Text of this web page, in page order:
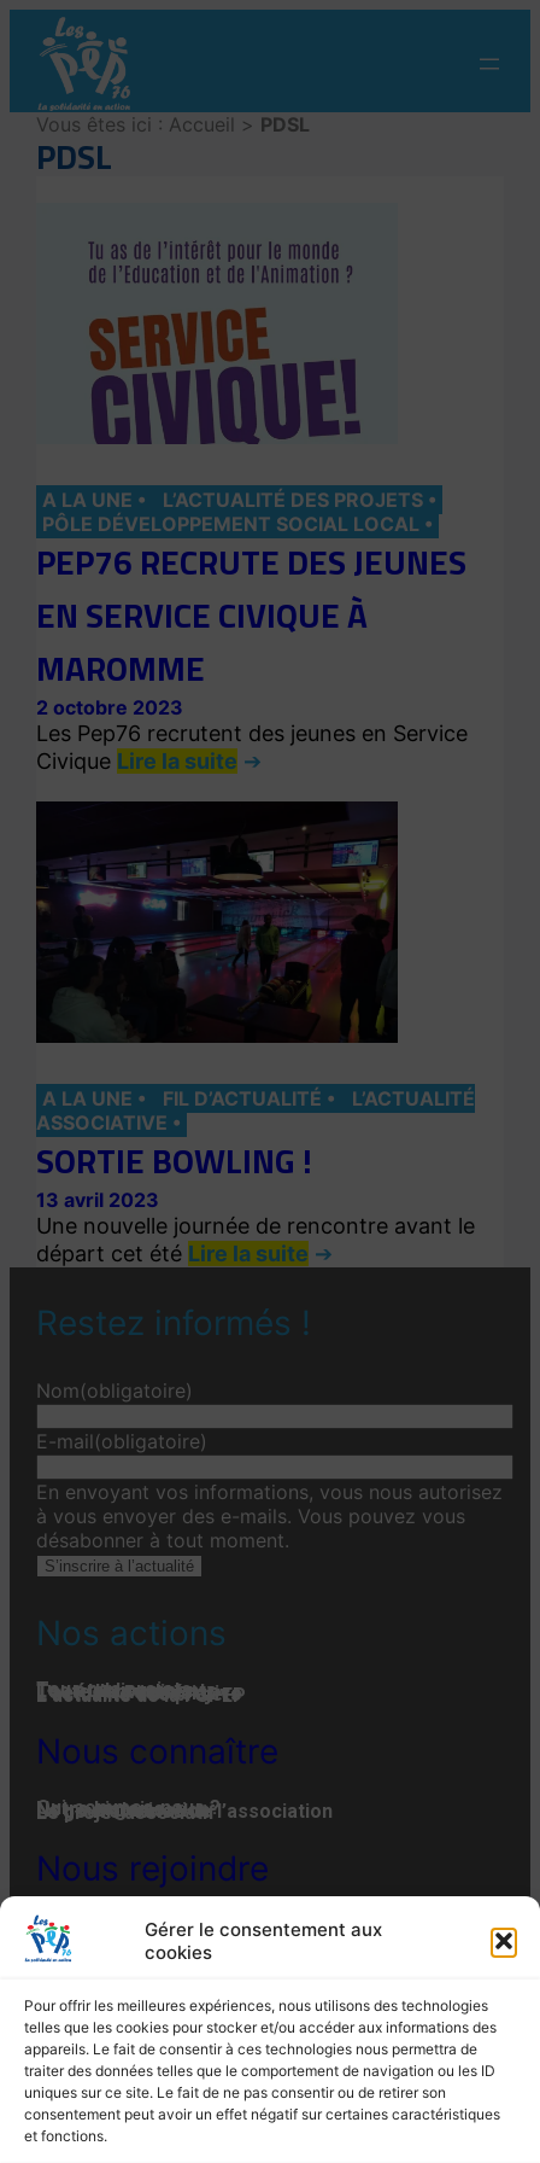
Gérer le consentement aux
cookies
Pour offrir les meilleures expériences, nous utilisons des technologies
telles que les cookies pour stocker et/ou accéder aux informations des
appareils. Le fait de consentir à ces technologies nous permettra de
traiter des données telles que le comportement de navigation ou les ID
uniques sur ce site. Le fait de ne pas consentir ou de retirer son
consentement peut avoir un effet négatif sur certaines caractéristiques
et fonctions.
contenu
Vous êtes ici : Accueil > PDSL
PDSL
A LA UNE
L’ACTUALITÉ DES PROJETS
PÔLE DÉVELOPPEMENT SOCIAL LOCAL
PEP76 RECRUTE DES JEUNES
EN SERVICE CIVIQUE À
MAROMME
2 octobre 2023
Les Pep76 recrutent des jeunes en Service
Civique Lire la suite
A LA UNE FIL D’ACTUALITÉ
L’ACTUALITÉ
ASSOCIATIVE
SORTIE BOWLING !
13 avril 2023
Une nouvelle journée de rencontre avant le
départ cet été Lire la suite
Restez informés !
Nom(obligatoire)
E-mail(obligatoire)
En envoyant vos informations, vous nous autorisez
à vous envoyer des e-mails. Vous pouvez vous
désabonner à tout moment.
S’inscrire à l’actualité
Nos actions
Tous nos projets
Les établissements
Toute l’actualité
L'actualité associative
L’actualité des projets
L’actualité de la FGPEP
Nous connaître
Qui-sommes-nous ?
Notre histoire
Notre organisation
La gouvernance de l’association
Le projet associatif
Nous rejoindre
Offres d’emplois et de stages
Adhésion
Faire un don
Engager son entreprise
MENTIONS LÉGALES
POLITIQUE DE CONFIDENTIALITÉ
POLITIQUE DE COOKIES (EU)
ROUEN CEDEX – Tél. : 02 35 07 82 10 – Fax : 02
35 07 82 19
Email : siege@lespep76.fr